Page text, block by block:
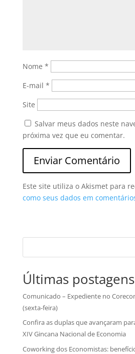
Nome *
E-mail *
Site
Salvar meus dados neste
próxima vez que eu comentar.
Este site utiliza o Akismet para
como seus dados em
Últimas postagens
Comunicado – Expediente no
(sexta-feira)
Confira as duplas que avançaram
XIV Gincana Nacional de Economia
Coworking dos Economistas: